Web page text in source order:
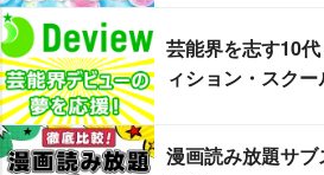
芸能界を志す10
ィション・スク
漫画読み放題サ